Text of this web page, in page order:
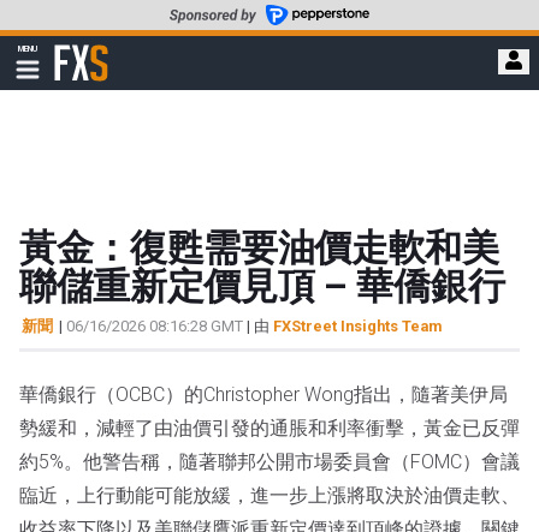
至
要
MENU
顯
示
FXStreet
黃金：復甦需要油價走軟和美
聯儲重新定價見頂 – 華僑銀行
新聞 | 06/16/2026 08:16:28 GMT | 由 FXStreet Insights Team
華僑銀行（OCBC）的Christopher Wong指出，隨著美伊局
勢緩和，減輕了由油價引發的通脹和利率衝擊，黃金已反彈
約5%。他警告稱，隨著聯邦公開市場委員會（FOMC）會議
臨近，上行動能可能放緩，進一步上漲將取決於油價走軟、